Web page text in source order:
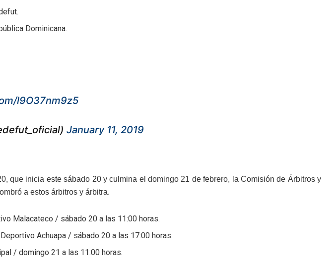
Dominicana.
l9O37nm9z5
January 11, 2019
que inicia este sábado 20 y culmina el domingo 21 de febrero, la Comisión de Árbitros y
a estos árbitros y árbitra.
Malacateco / sábado 20 a las 11:00 horas.
Achuapa / sábado 20 a las 17:00 horas.
/ domingo 21 a las 11:00 horas.